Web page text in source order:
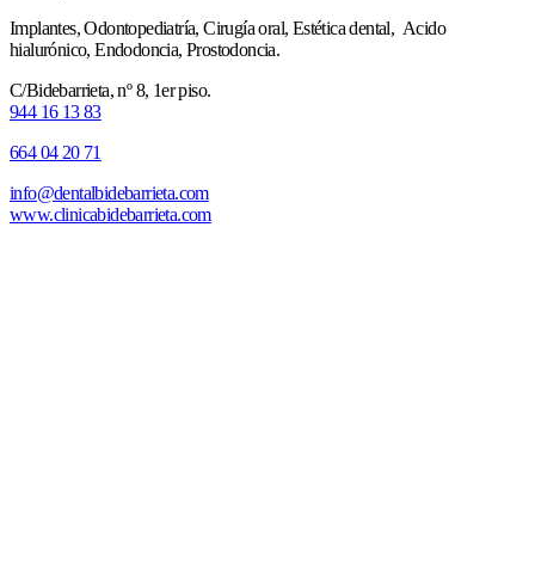
Implantes, Odontopediatría, Cirugía oral, Estética dental, Acido
hialurónico, Endodoncia, Prostodoncia.
C/Bidebarrieta, nº 8, 1er piso.
944 16 13 83
664 04 20 71
info@dentalbidebarrieta.com
www.clinicabidebarrieta.com